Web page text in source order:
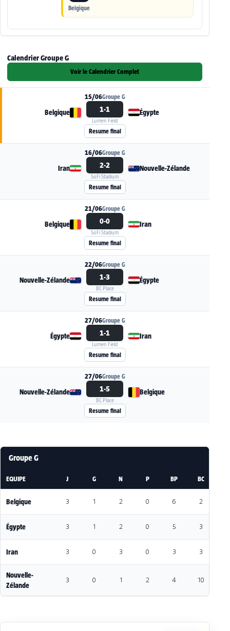
Belgique
Calendrier Groupe G
Voir le Calendrier Complet
Voir la fiche du match Belgique - Égypte
15/06Groupe G
Belgique 1-1
Lumen Field
Égypte
Resume final
Voir la fiche du match Iran - Nouvelle-Zélande
16/06Groupe G
Iran 2-2
SoFi Stadium
Nouvelle-Zélande
Resume final
Voir la fiche du match Belgique - Iran
21/06Groupe G
Belgique 0-0
SoFi Stadium
Iran
Resume final
Voir la fiche du match Nouvelle-Zélande -
22/06Groupe G
Nouvelle-Zélande 1-3
BC Place
Égypte
Resume final
Voir la fiche du match Égypte - Iran
27/06Groupe G
Égypte 1-1
Lumen Field
Iran
Resume final
Voir la fiche du match Nouvelle-Zélande -
27/06Groupe G
Nouvelle-Zélande 1-5
BC Place
Belgique
Resume final
Groupe G
EQUIPE J G N P BP BC
Belgique 3 1 2 0 6 2
Égypte 3 1 2 0 5 3
Iran 3 0 3 0 3 3
Nouvelle-
Zélande
3 0 1 2 4 10